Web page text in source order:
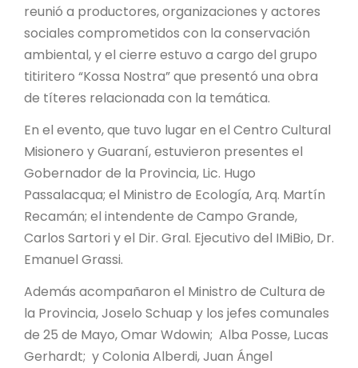
reunió a productores, organizaciones y actores
sociales comprometidos con la conservación
ambiental, y el cierre estuvo a cargo del grupo
titiritero “Kossa Nostra” que presentó una obra
de títeres relacionada con la temática.
En el evento, que tuvo lugar en el Centro Cultural
Misionero y Guaraní, estuvieron presentes el
Gobernador de la Provincia, Lic. Hugo
Passalacqua; el Ministro de Ecología, Arq. Martín
Recamán; el intendente de Campo Grande,
Carlos Sartori y el Dir. Gral. Ejecutivo del IMiBio, Dr.
Emanuel Grassi.
Además acompañaron el Ministro de Cultura de
la Provincia, Joselo Schuap y los jefes comunales
de 25 de Mayo, Omar Wdowin; Alba Posse, Lucas
Gerhardt; y Colonia Alberdi, Juan Ángel